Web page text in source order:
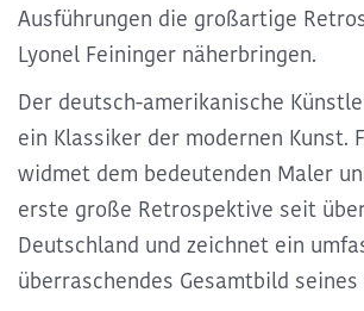
Ausführungen die großartige
Lyonel Feininger näherbringen.
Der deutsch-ameri­ka­ni­sche
ein Klas­si­ker der moder­nen Kunst.
widmet dem bedeu­ten­den Maler
erste große Retro­spek­tive seit
Deutsch­land und zeich­net ein
über­ra­schen­des Gesamt­bild seines